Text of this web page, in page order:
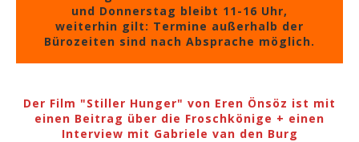
und Donnerstag bleibt 11-16 Uhr,
weiterhin gilt: Termine außerhalb der
Bürozeiten sind nach Absprache möglich.
Der Film "Stiller Hunger" von Eren Önsöz ist mit
einen Beitrag über die Froschkönige + einen
Interview mit Gabriele van den Burg